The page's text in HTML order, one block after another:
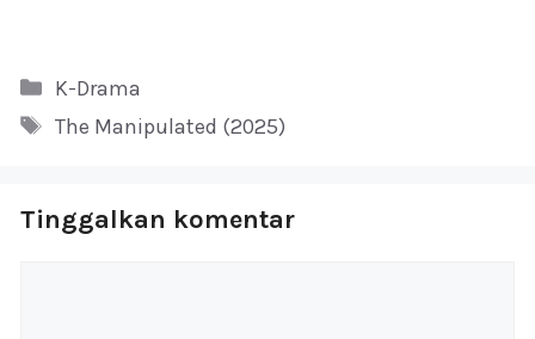
Kategori
K-Drama
Tag
The Manipulated (2025)
Tinggalkan komentar